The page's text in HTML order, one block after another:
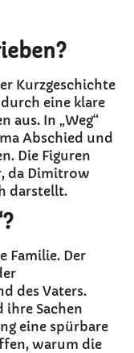
Kurzgeschichte
durch eine klare
aus. In „Weg“
Abschied und
Die Figuren
da Dimitrow
darstellt.
Familie. Der
des Vaters.
Sachen
eine spürbare
warum die